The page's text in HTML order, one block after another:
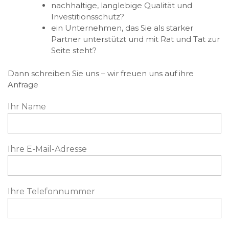
nachhaltige, langlebige Qualität und
Investitionsschutz?
ein Unternehmen, das Sie als starker
Partner unterstützt und mit Rat und Tat zur
Seite steht?
Dann schreiben Sie uns – wir freuen uns auf ihre
Anfrage
Ihr Name
Ihre E-Mail-Adresse
Ihre Telefonnummer